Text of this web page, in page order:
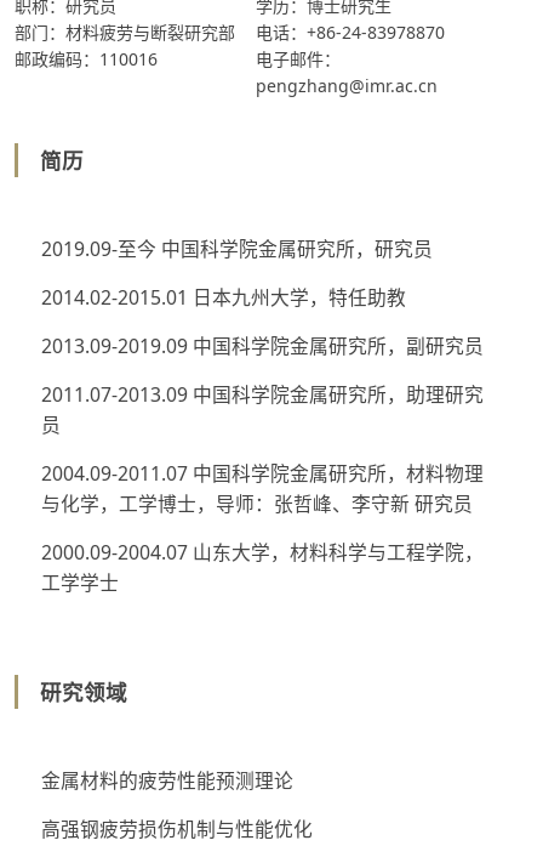
职称：研究员
学历：博士研究生
部门：材料疲劳与断裂研究部
电话：+86-24-83978870
邮政编码：110016
电子邮件：
pengzhang@imr.ac.cn
简历
2019.09-至今 中国科学院金属研究所，研究员
2014.02-2015.01 日本九州大学，特任助教
2013.09-2019.09 中国科学院金属研究所，副研究员
2011.07-2013.09 中国科学院金属研究所，助理研究
员
2004.09-2011.07 中国科学院金属研究所，材料物理
与化学，工学博士，导师：张哲峰、李守新 研究员
2000.09-2004.07 山东大学，材料科学与工程学院，
工学学士
研究领域
金属材料的疲劳性能预测理论
高强钢疲劳损伤机制与性能优化